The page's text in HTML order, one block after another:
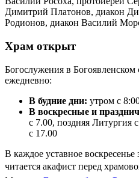
Димитрий Платонов, диакон
Родионов, диакон Василий
Храм открыт
Богослужения в Богоявленском
ежедневно:
В будние дни: утром с
В воскресные и
с 7.00, поздняя Литургия
с 17.00
В каждое уставное
читается акафист перед